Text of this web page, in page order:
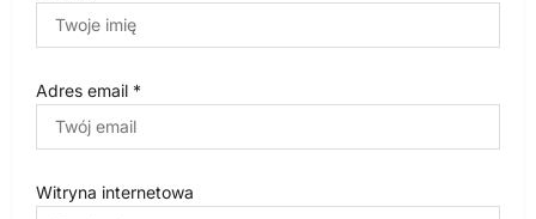
Adres email *
Witryna internetowa